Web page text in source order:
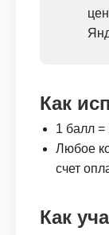
Как
1 балл =
Любое
счет
Как